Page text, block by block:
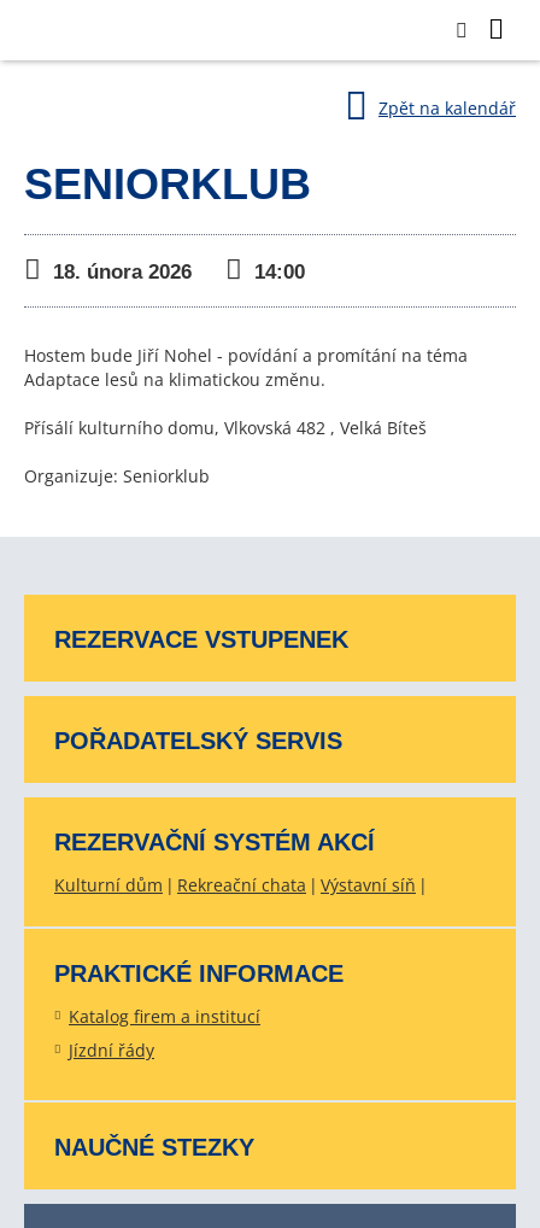
Zpět na kalendář
SENIORKLUB
18. února 2026 14:00
Hostem bude Jiří Nohel - povídání a promítání na téma
Adaptace lesů na klimatickou změnu.
Přísálí kulturního domu, Vlkovská 482 , Velká Bíteš
Organizuje: Seniorklub
REZERVACE VSTUPENEK
POŘADATELSKÝ SERVIS
REZERVAČNÍ SYSTÉM AKCÍ
Kulturní dům Rekreační chata Výstavní síň
PRAKTICKÉ INFORMACE
Katalog firem a institucí
Jízdní řády
NAUČNÉ STEZKY